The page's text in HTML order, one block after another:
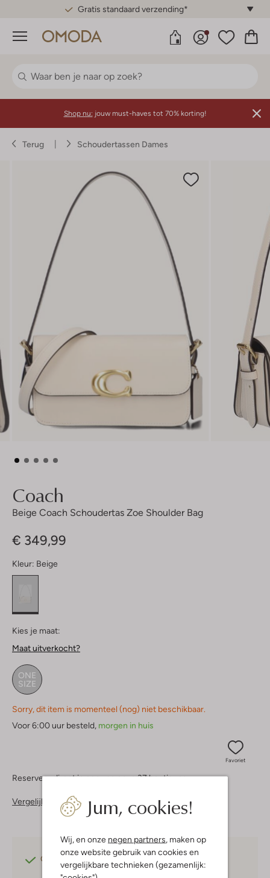
Gratis standaard verzending*
Menu
Jum, cookies!
Wij, en onze negen partners , maken op
onze website gebruik van cookies en
vergelijkbare technieken (gezamenlijk:
Shop nu: jouw must-haves tot 70% korting!
Terug Schoudertassen Dames
Coach
Beige Coach Schoudertas Zoe Shoulder Bag
€ 349,99
Kleur: Beige
Kies je maat:
Maat uitverkocht?
ONE
SIZE
Sorry, dit item is momenteel (nog) niet beschikbaar.
Voor 6:00 uur besteld, morgen in huis
Favoriet
Reserveer direct in een van onze 37 boutiques
Vergelijkbare items
Gratis verzending vanaf €75,-